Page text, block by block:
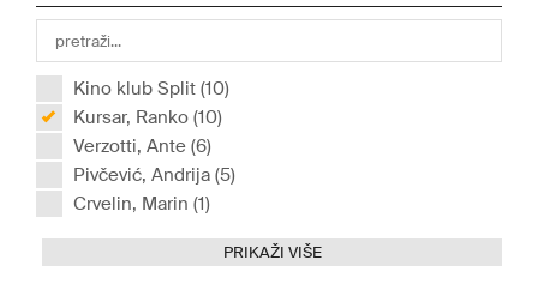
Kino klub Split (10)
Kursar, Ranko (10)
Verzotti, Ante (6)
Pivčević, Andrija (5)
Crvelin, Marin (1)
PRIKAŽI VIŠE